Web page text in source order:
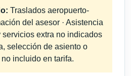
Traslados aeropuerto-
del asesor · Asistencia
extra no indicados
selección de asiento o
incluido en tarifa.